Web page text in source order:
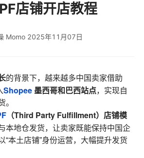
店铺开店教程
Momo 2025年11月07日
的背景下，越来越多中国卖家借助
Shopee 墨西哥和巴西站点，实现自
。
（Third Party Fulfillment）店铺模
本地仓发货，让卖家既能保持中国企
“本土店铺”身份运营，大幅提升发货